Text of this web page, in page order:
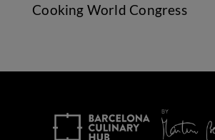
Cooking World Congress